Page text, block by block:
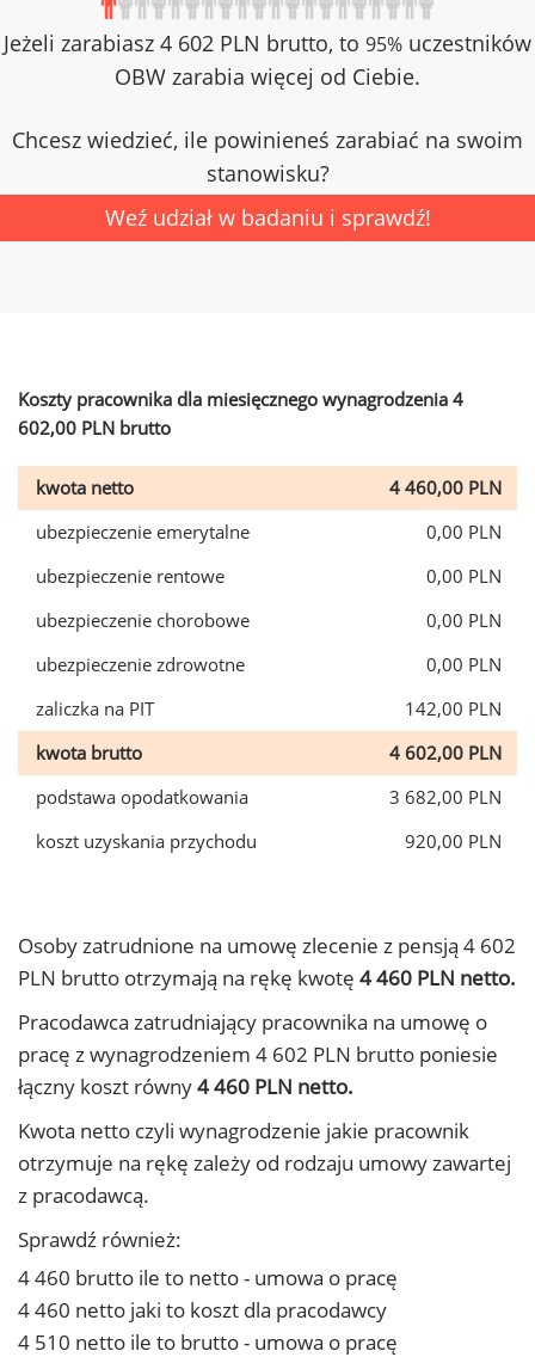
Jeżeli zarabiasz 4 602 PLN brutto, to 95% uczestników
OBW zarabia więcej od Ciebie.
Chcesz wiedzieć, ile powinieneś zarabiać na swoim
stanowisku?
Weź udział w badaniu i sprawdź!
Koszty pracownika dla miesięcznego wynagrodzenia 4
602,00 PLN brutto
kwota netto
4 460,00 PLN
ubezpieczenie emerytalne
0,00 PLN
ubezpieczenie rentowe
0,00 PLN
ubezpieczenie chorobowe
0,00 PLN
ubezpieczenie zdrowotne
0,00 PLN
zaliczka na PIT
142,00 PLN
kwota brutto
4 602,00 PLN
podstawa opodatkowania
3 682,00 PLN
koszt uzyskania przychodu
920,00 PLN
Osoby zatrudnione na umowę zlecenie z pensją 4 602
PLN brutto otrzymają na rękę kwotę 4 460 PLN netto.
Pracodawca zatrudniający pracownika na umowę o
pracę z wynagrodzeniem 4 602 PLN brutto poniesie
łączny koszt równy4 460 PLN netto.
Kwota netto czyli wynagrodzenie jakie pracownik
otrzymuje na rękę zależy od rodzaju umowy zawartej
z pracodawcą.
Sprawdź również:
4 460 brutto ile to netto - umowa o pracę
4 460 netto jaki to koszt dla pracodawcy
4 510 netto ile to brutto - umowa o pracę